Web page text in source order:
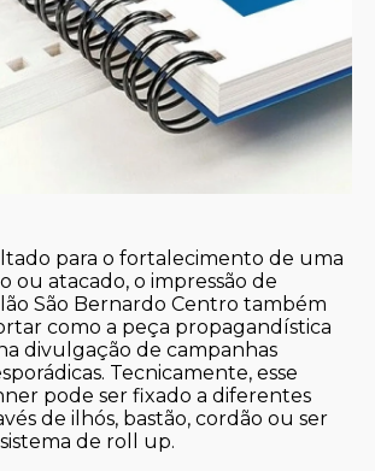
para o fortalecimento de uma
ou atacado, o impressão de
São Bernardo Centro também
como a peça propagandística
divulgação de campanhas
Tecnicamente, esse
pode ser fixado a diferentes
de ilhós, bastão, cordão ou ser
de roll up.